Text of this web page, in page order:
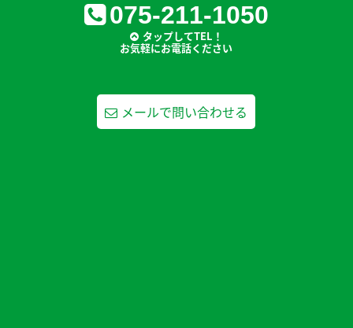
075-211-1050
タップしてTEL！
お気軽にお電話ください
メールで問い合わせる